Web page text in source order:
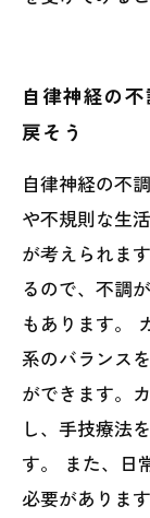
自律神経の
戻そう
自律神経の不
や不規則な生
が考えられま
るので、不調
もあります。
系のバランス
ができます。
し、手技療法
す。 また、日
必要がありま